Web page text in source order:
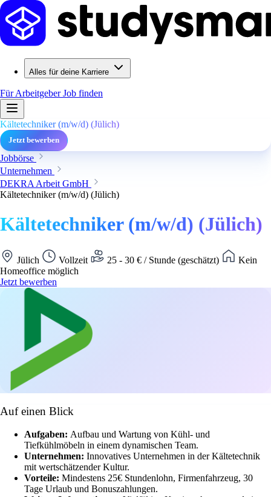
Alles für deine Karriere
Für ArbeitgeberJob finden
Kältetechniker (m/w/d) (Jülich)
Jetzt bewerben
Jobbörse
Unternehmen
DEKRA Arbeit GmbH
Kältetechniker (m/w/d) (Jülich)
Kältetechniker (m/w/d) (Jülich)
Jülich Vollzeit 25 - 30 € / Stunde (geschätzt)
Kein
Homeoffice möglich
Jetzt bewerben
Auf einen Blick
Aufgaben: Aufbau und Wartung von Kühl- und
Tiefkühlmöbeln in einem dynamischen Team.
Unternehmen: Innovatives Unternehmen in der Kältetechnik
mit wertschätzender Kultur.
Vorteile: Mindestens 25€ Stundenlohn, Firmenfahrzeug, 30
Tage Urlaub und Bonuszahlungen.